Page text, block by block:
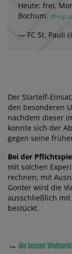
Heute: frei,
Bochum. #fcsp
— FC St. Pauli
Der Startelf-
den besonderen
nachdem dieser
konnte sich der
gegen seine
Bei der
mit solchen
rechnen; mit
Gonter wird die
ausschließlich
bestückt.
→ die besten